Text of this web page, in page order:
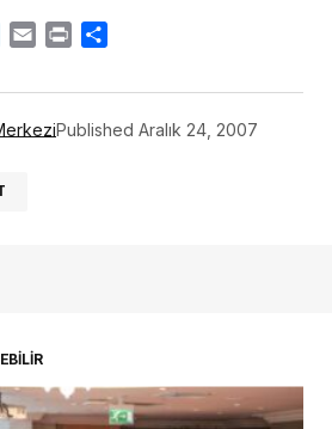
Telegram
Email Print
Published Aralık 24, 2007